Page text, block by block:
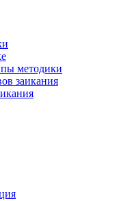
методики
заикания